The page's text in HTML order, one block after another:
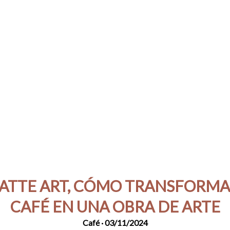
ART, CÓMO
CAFÉ EN UNA OBRA DE ARTE
Café· 03/11/2024